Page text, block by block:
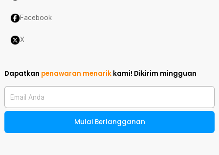
Facebook
X
Dapatkan penawaran menarik kami! Dikirim mingguan
Email Anda
Mulai Berlangganan